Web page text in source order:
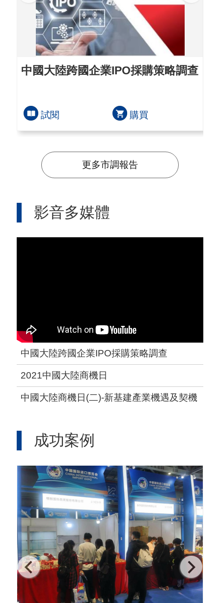
中國大陸跨國企業IPO採購策略調查
試閱 購買
更多市調報告
影音多媒體
中國大陸跨國企業IPO採購策略調查
2021中國大陸商機日
中國大陸商機日(二)-新基建產業機遇及契機
成功案例